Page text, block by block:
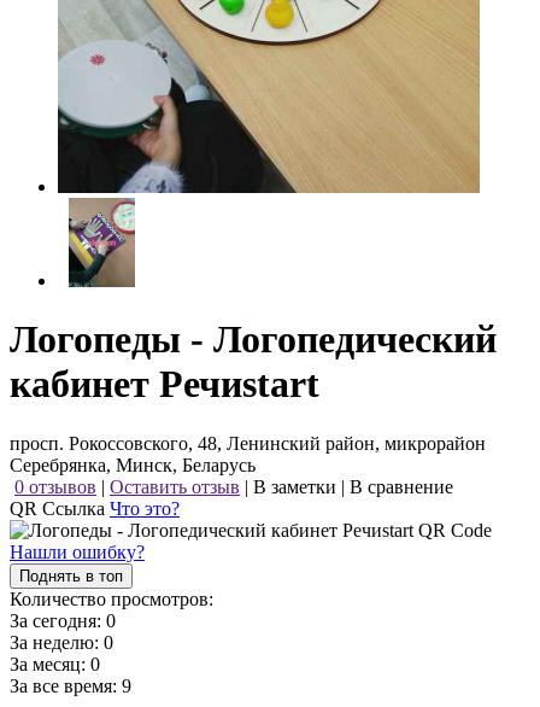
Логопеды - Логопедический
кабинет Речиstart
просп. Рокоссовского, 48, Ленинский район, микрорайон
Серебрянка, Минск, Беларусь
0 отзывов | Оставить отзыв | В заметки | В сравнение
QR Ссылка Что это?
Нашли ошибку?
Поднять в топ
Количество просмотров:
За сегодня: 0
За неделю: 0
За месяц: 0
За все время: 9